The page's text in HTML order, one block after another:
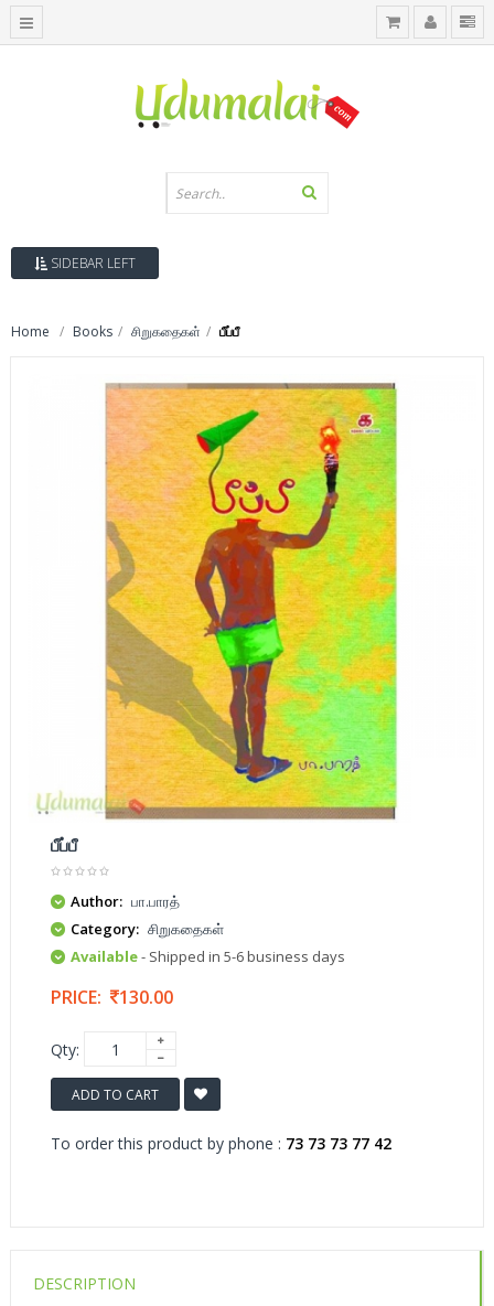
SIDEBAR LEFT
Home Books சிறுகதைகள் பீப்பீ
பீப்பீ
Author: பா.பாரத்
Category: சிறுகதைகள்
Available- Shipped in 5-6 business days
PRICE: 130.00
Qty:
ADD TO CART
To order this product by phone : 73 73 73 77 42
DESCRIPTION